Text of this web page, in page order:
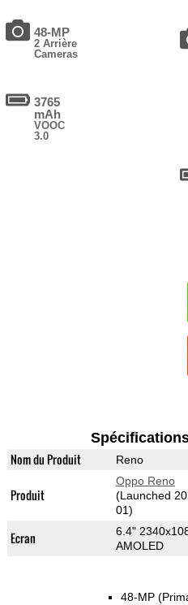
48-MP
2 Arrière
Cameras
3765
mAh
VOOC
3.0
Nom du Produit Reno
Produit
Oppo Reno
(Launched
01)
Ecran
6.4"
AMOLED
48-MP